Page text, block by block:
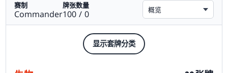
赛制
Commander
牌张数量
100 / 0 概览
显示套牌分类